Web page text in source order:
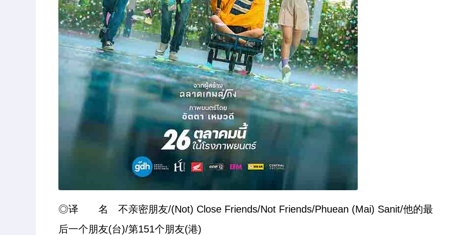
◎译 名 不亲密朋友/(Not) Close Friends/Not Friends/Phuean (Mai) Sanit/他的最
后一个朋友(台)/第151个朋友(港)